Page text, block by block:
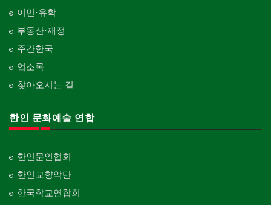
이민·유학
부동산·재정
주간한국
업소록
찾아오시는 길
한인 문화예술 연합
한인문인협회
한인교향악단
한국학교연합회